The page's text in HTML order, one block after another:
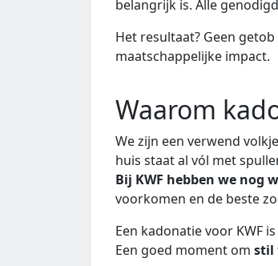
belangrijk is. Alle
Het resultaat? Geen
maatschappelijke impact.
Waarom
We zijn een verwend
huis staat al vól met
Bij KWF hebben we nog
voorkomen en de beste
Een kadonatie voor KWF
Een goed moment om stil